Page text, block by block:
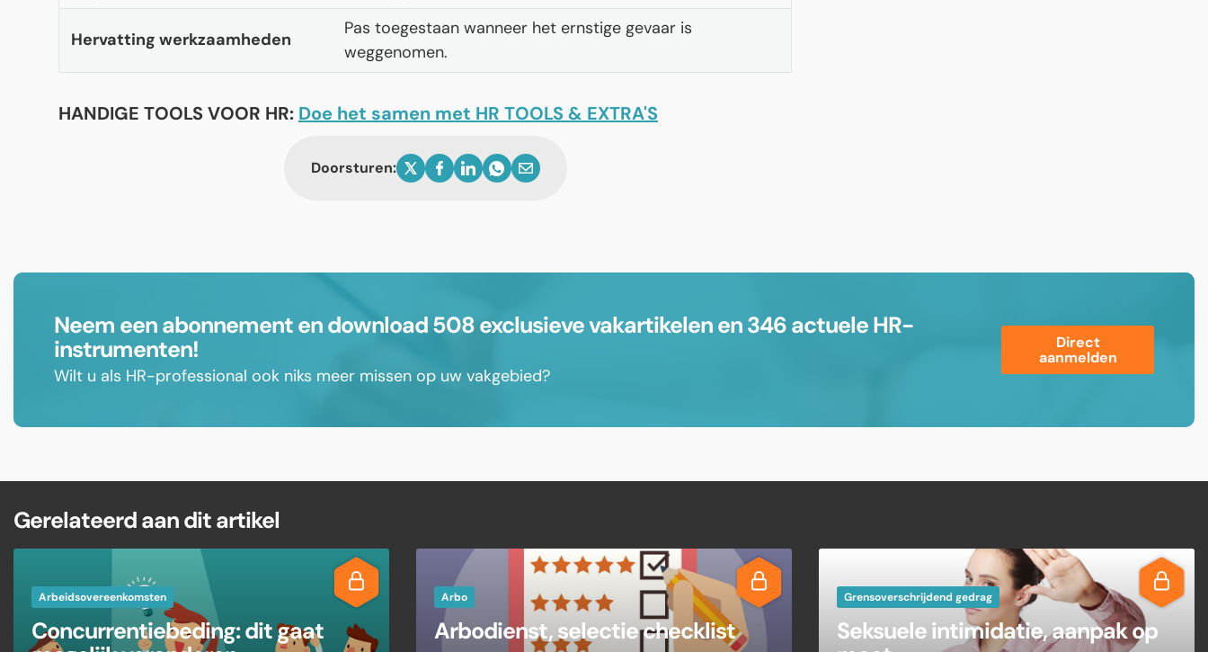
Hervatting werkzaamheden
Pas toegestaan wanneer het ernstige gevaar is
weggenomen.
HANDIGE TOOLS VOOR HR: Doe het samen met HR TOOLS & EXTRA'S
Doorsturen:
Neem een abonnement en download 508 exclusieve vakartikelen en 346 actuele HR-
instrumenten!
Wilt u als HR-professional ook niks meer missen op uw vakgebied?
Direct
aanmelden
Gerelateerd aan dit artikel
Arbeidsovereenkomsten
Concurrentiebeding: dit gaat
Arbo
Arbodienst, selectie checklist
Grensoverschrijdend gedrag
Seksuele intimidatie, aanpak op